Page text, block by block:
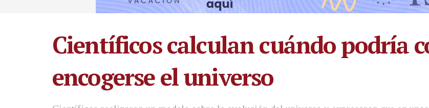
Científicos calculan cuándo podría
encogerse el universo